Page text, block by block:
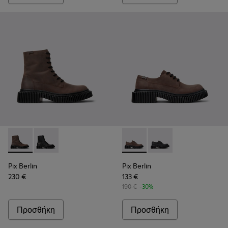
Pix Berlin - K300524-002 - Καφέ νουμπούκ μεσαίες μπότες
Pix Berlin - K300524-001 - Μαύρα μποτάκια από
Pix Berlin
230 €
Προσθήκη
Pix Berlin - K101051-002 -
Pix Berlin - K101051-
Pix Berlin
133 €
190 € -30%
Προσθήκη